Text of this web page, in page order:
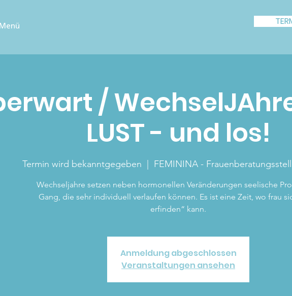
Menü
/
LUST - und los!
Termin wird bekanntgegeben FEMININA -
Wechseljahre setzen neben hormonellen Veränderungen seelische
Gang, die sehr individuell verlaufen können. Es ist eine Zeit, wo frau
erfinden“ kann.
Anmeldung abgeschlossen
Veranstaltungen ansehen